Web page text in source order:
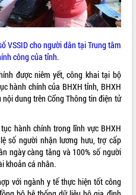
VSSID cho người dân tại Trung tâm
công của tỉnh.
được niêm yết, công khai tại bộ
hành chính của BHXH tỉnh, BHXH
dung trên Cổng Thông tin điện tử
hành chính trong lĩnh vực BHXH
số người nhận lương hưu, trợ cấp
ngày càng tăng và 100% số người
khoản cá nhân.
với ngành y tế thực hiện tốt công